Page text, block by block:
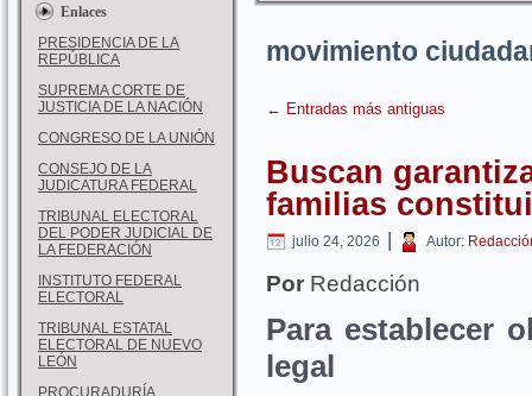
Enlaces
PRESIDENCIA DE LA
REPÚBLICA
SUPREMA CORTE DE
JUSTICIA DE LA NACIÓN
CONGRESO DE LA UNIÓN
CONSEJO DE LA
JUDICATURA FEDERAL
TRIBUNAL ELECTORAL
DEL PODER JUDICIAL DE
LA FEDERACIÓN
INSTITUTO FEDERAL
ELECTORAL
TRIBUNAL ESTATAL
ELECTORAL DE NUEVO
LEÓN
PROCURADURÍA
movimiento
← Entradas más antiguas
Buscan
familias
julio 24, 2026 | Autor:
Por Redacción
Para establecer
legal